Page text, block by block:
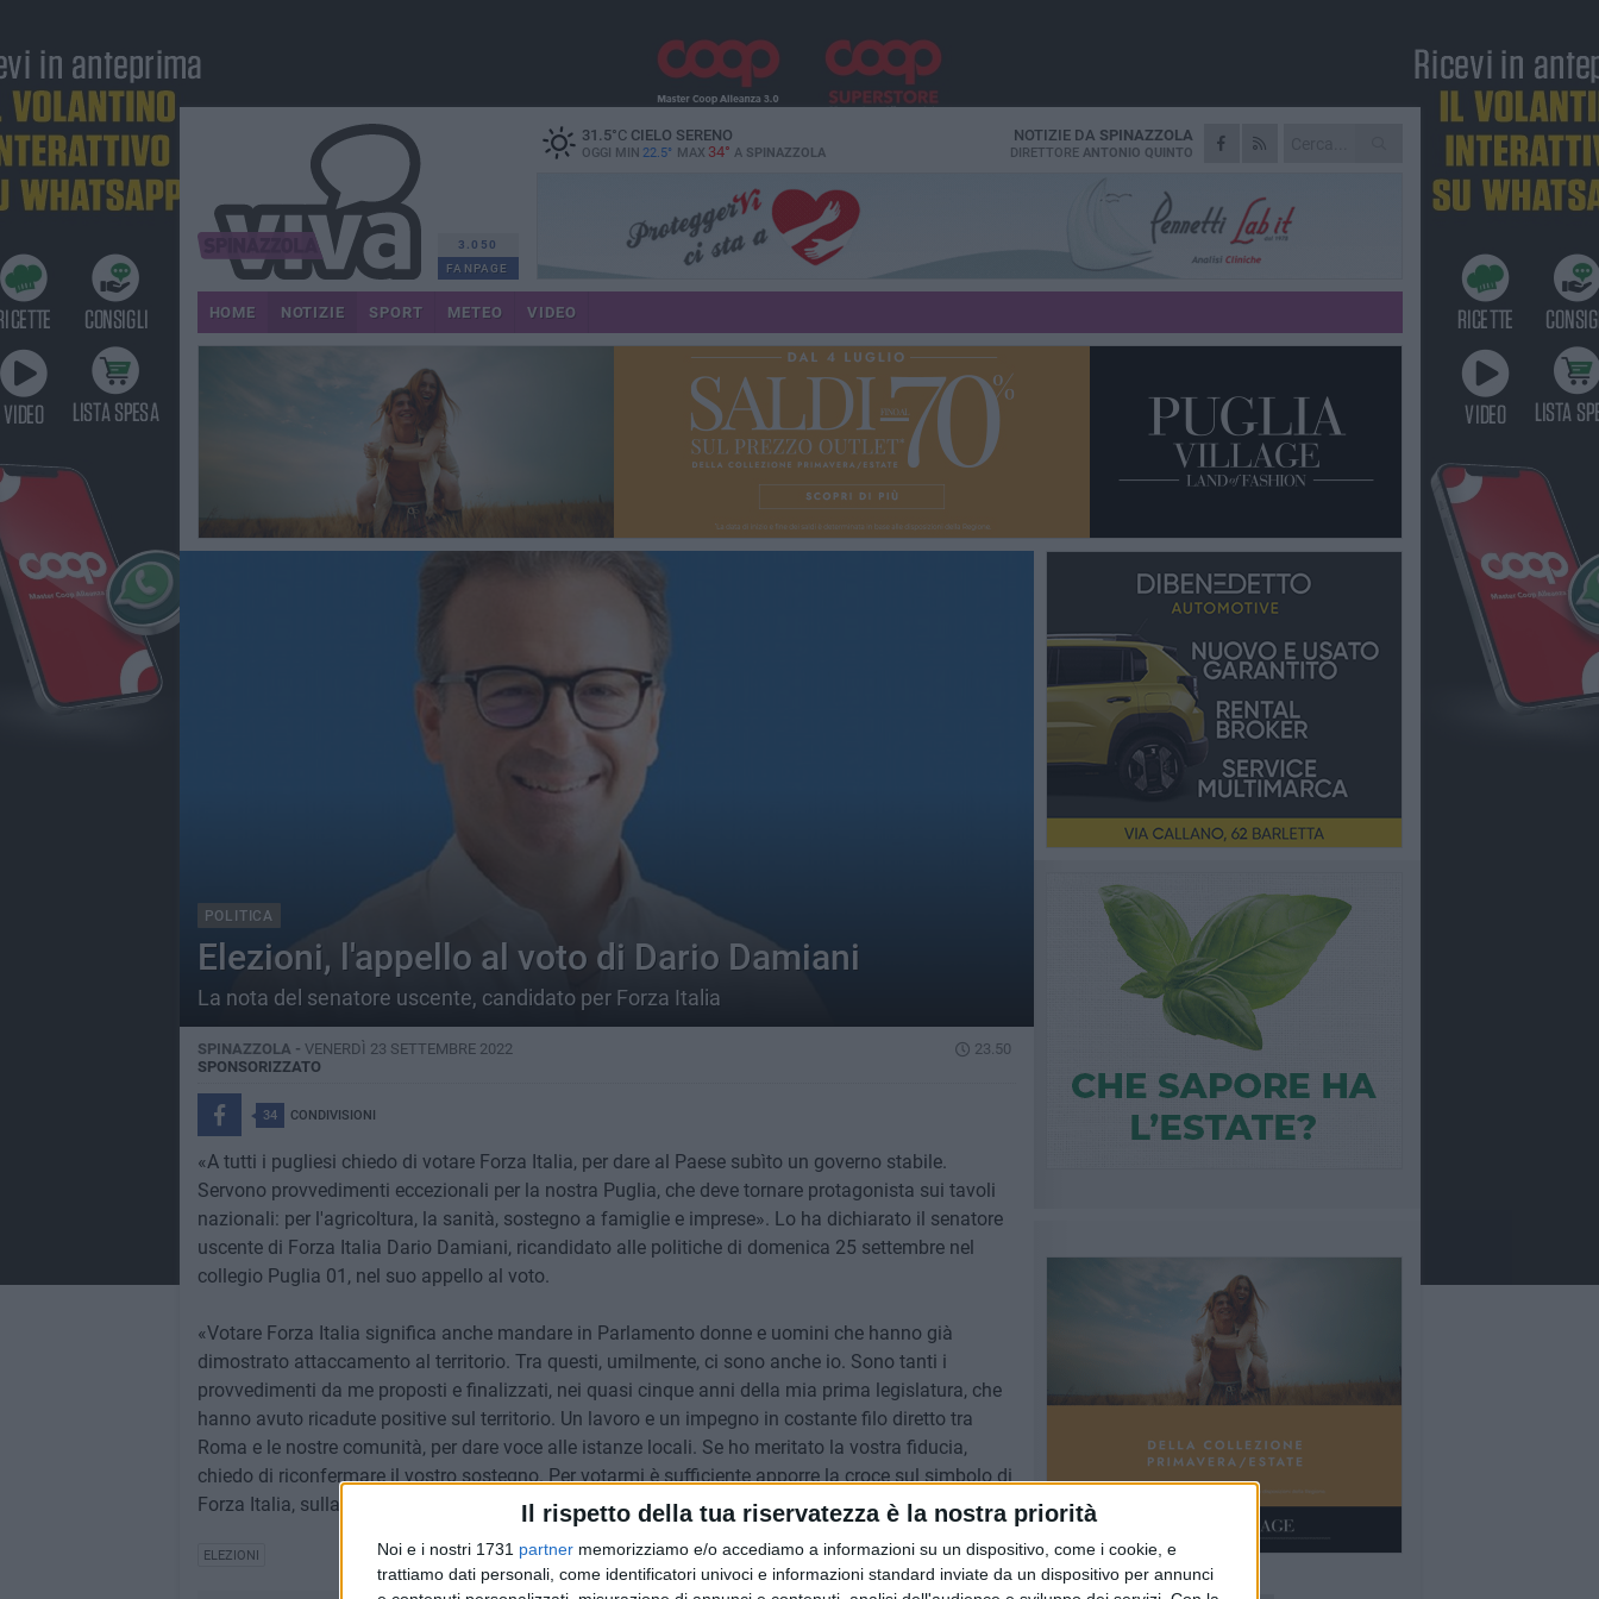
Il rispetto della tua riservatezza è la nostra priorità
Noi e i nostri 1731 partner memorizziamo e/o accediamo a informazioni su un dispositivo, come i cookie, e
trattiamo dati personali, come identificatori univoci e informazioni standard inviate da un dispositivo per annunci
3.050
FANPAGE
31.5°CCIELO SERENO
OGGI MIN 22.5° MAX 34° A SPINAZZOLA
NOTIZIE DA SPINAZZOLA
DIRETTORE ANTONIO QUINTO
HOME NOTIZIE SPORT METEO VIDEO
POLITICA
Elezioni, l'appello al voto di Dario Damiani
La nota del senatore uscente, candidato per Forza Italia
SPINAZZOLA - VENERDÌ 23 SETTEMBRE 2022
23.50
SPONSORIZZATO
34 CONDIVISIONI
«A tutti i pugliesi chiedo di votare Forza Italia, per dare al Paese subìto un governo stabile.
Servono provvedimenti eccezionali per la nostra Puglia, che deve tornare protagonista sui tavoli
nazionali: per l'agricoltura, la sanità, sostegno a famiglie e imprese». Lo ha dichiarato il senatore
uscente di Forza Italia Dario Damiani, ricandidato alle politiche di domenica 25 settembre nel
collegio Puglia 01, nel suo appello al voto.
«Votare Forza Italia significa anche mandare in Parlamento donne e uomini che hanno già
dimostrato attaccamento al territorio. Tra questi, umilmente, ci sono anche io. Sono tanti i
provvedimenti da me proposti e finalizzati, nei quasi cinque anni della mia prima legislatura, che
hanno avuto ricadute positive sul territorio. Un lavoro e un impegno in costante filo diretto tra
Roma e le nostre comunità, per dare voce alle istanze locali. Se ho meritato la vostra fiducia,
chiedo di riconfermare il vostro sostegno. Per votarmi è sufficiente apporre la croce sul simbolo di
Forza Italia, sulla scheda gialla per il Senato. Grazie e buon voto!».
ELEZIONI
PIÙ LETTI QUESTA SETTIMANA